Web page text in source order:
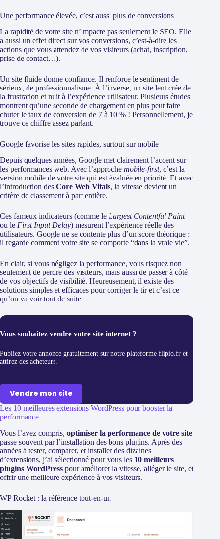
Une performance élevée, c’est aussi plus de conversions
La rapidité de votre site n’impacte pas seulement le SEO. Elle
a aussi un effet direct sur vos conversions, c’est-à-dire les
actions que vous attendez de vos visiteurs (achat, inscription,
prise de contact…).
Un site fluide donne confiance. Il renforce le sentiment de
sérieux, de professionnalisme. À l’inverse, un site lent crée de
la frustration et nuit à l’expérience utilisateur. Plusieurs études
montrent qu’une seconde de chargement en plus peut faire
chuter le taux de conversion de 7 à 10 % ! Personnellement, je
trouve ce chiffre assez parlant.
Google favorise les sites rapides, surtout sur mobile
Depuis quelques années, Google met clairement l’accent sur
les performances web. Avec l’approche mobile-first, c’est la
version mobile de votre site qui est évaluée en priorité. Et avec
l’introduction des Core Web Vitals, la vitesse devient un
critère de classement à part entière.
Ces fameux indicateurs (comme le Largest Contentful Paint
ou le First Input Delay) mesurent l’expérience réelle des
utilisateurs. Google ne se contente plus d’un score théorique :
il regarde comment votre site se comporte “dans la vraie vie”.
En clair, si vous négligez la performance, vous risquez non
seulement de perdre des visiteurs, mais aussi de passer à côté
de vos objectifs de visibilité. Heureusement, il existe des
solutions simples et efficaces pour corriger le tir et c’est ce
qu’on va voir tout de suite.
Vous souhaitez vendre votre site internet ?
Publiez votre annonce gratuitement sur notre plateforme flipio.fr et
attirez des acheteurs.
Vendre mon site
Les 10 meilleures extensions WordPress pour booster la
performance
Vous l’avez compris, optimiser la performance de votre site
passe souvent par l’installation des bons plugins. Après des
années à tester, comparer, et installer des dizaines
d’extensions, j’ai sélectionné pour vous les 10 meilleurs
plugins WordPress pour améliorer la vitesse, alléger le site, et
offrir une meilleure expérience à vos visiteurs.
WP Rocket : la référence tout-en-un